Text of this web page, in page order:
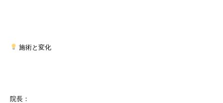
施術と変化
院長：